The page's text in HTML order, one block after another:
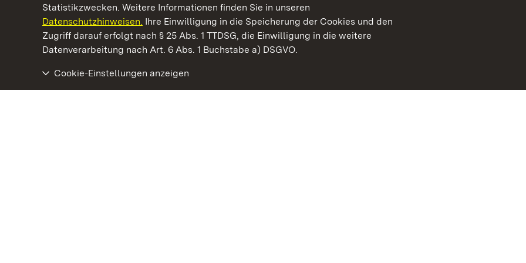
Statistikzwecken. Weitere Informationen finden Sie in unseren
Datenschutzhinweisen. Ihre Einwilligung in die Speicherung der Cookies und den
Zugriff darauf erfolgt nach § 25 Abs. 1 TTDSG, die Einwilligung in die weitere
Datenverarbeitung nach Art. 6 Abs. 1 Buchstabe a) DSGVO.
Cookie-Einstellungen anzeigen
Kommen. Staunen. Genießen.